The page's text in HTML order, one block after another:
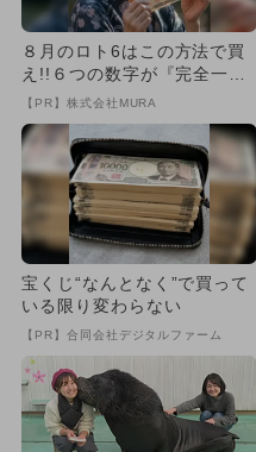
８月のロト6はこの方法で買
え!!６つの数字が『完全一
致』する方法
【PR】株式会社MURA
宝くじ“なんとなく”で買って
いる限り変わらない
【PR】合同会社デジタルファーム